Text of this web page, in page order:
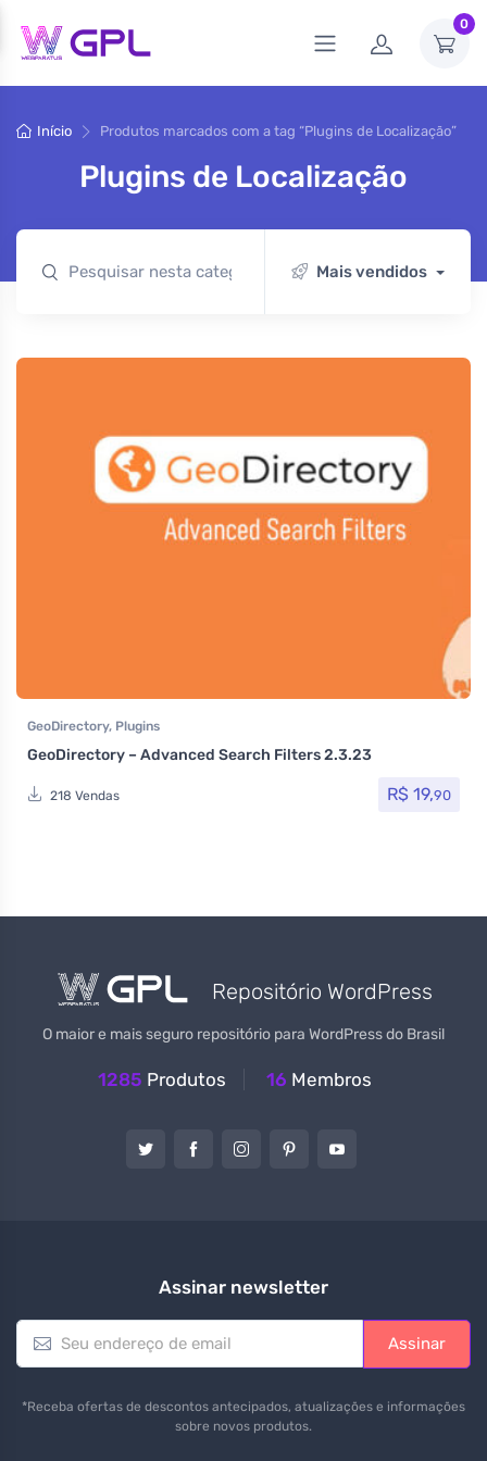
0
Início Produtos marcados com a tag “Plugins de Localização”
Plugins de Localização
Mais vendidos
GeoDirectory, Plugins
GeoDirectory – Advanced Search Filters 2.3.23
218 Vendas R$ 19,90
Repositório WordPress
O maior e mais seguro repositório para WordPress do Brasil
1285 Produtos 16 Membros
Assinar newsletter
E
a
Assinar
*Receba ofertas de descontos antecipados, atualizações e informações
sobre novos produtos.